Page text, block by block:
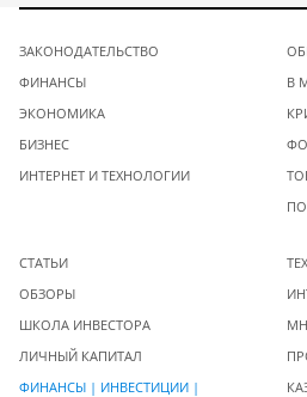
ЗАКОНОДАТЕЛЬСТВО
ФИНАНСЫ
ЭКОНОМИКА
БИЗНЕС
ИНТЕРНЕТ И ТЕХНОЛОГИИ
В
СТАТЬИ
ОБЗОРЫ
ШКОЛА ИНВЕСТОРА
ЛИЧНЫЙ КАПИТАЛ
ФИНАНСЫ | ИНВЕСТИЦИИ |